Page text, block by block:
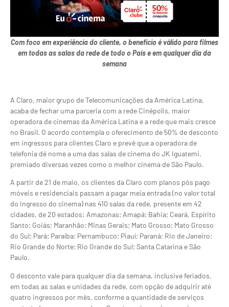
Com foco em experiência do cliente, o benefício é válido para filmes
em todas as salas da rede de todo o País e em qualquer dia da
semana
A Claro, maior grupo de Telecomunicações da América Latina,
acaba de fechar uma parceria com a rede Cinépolis, maior
operadora de cinemas da América Latina e a rede que mais cresce
no Brasil. O acordo contempla o oferecimento de 50% de desconto
em ingressos para clientes Claro e prevê que a operadora de
telefonia dê nome a uma das salas de cinema do JK Iguatemi,
premiado diversas vezes como o melhor cinema de São Paulo.
A partir de 21 de maio, os clientes da Claro com planos pós pago
móveis e residenciais passam a pagar meia entrada (no valor total
do ingresso do cinema) nas 410 salas da rede, presente em 42
cidades, de 20 estados: Amazonas; Amapá; Bahia; Ceará, Espírito
Santo; Goiás; Maranhão; Minas Gerais; Mato Grosso; Mato Grosso
do Sul; Pará; Paraíba; Pernambuco; Piauí; Paraná; Rio de Janeiro;
Rio Grande do Norte; Rio Grande do Sul; Santa Catarina e São
Paulo.
O desconto vale para qualquer dia da semana, inclusive feriados,
em todas as salas e unidades da rede, com opção de adquirir até
quatro ingressos por mês, conforme a quantidade de serviços